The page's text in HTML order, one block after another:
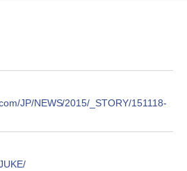
JP/NEWS/2015/_STORY/151118-